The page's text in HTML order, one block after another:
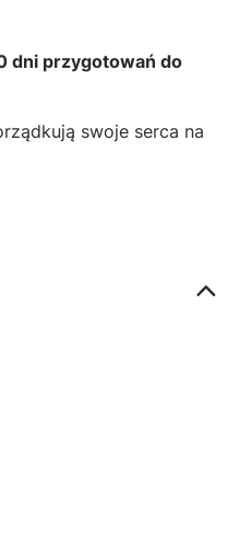
dni przygotowań do
swoje serca na